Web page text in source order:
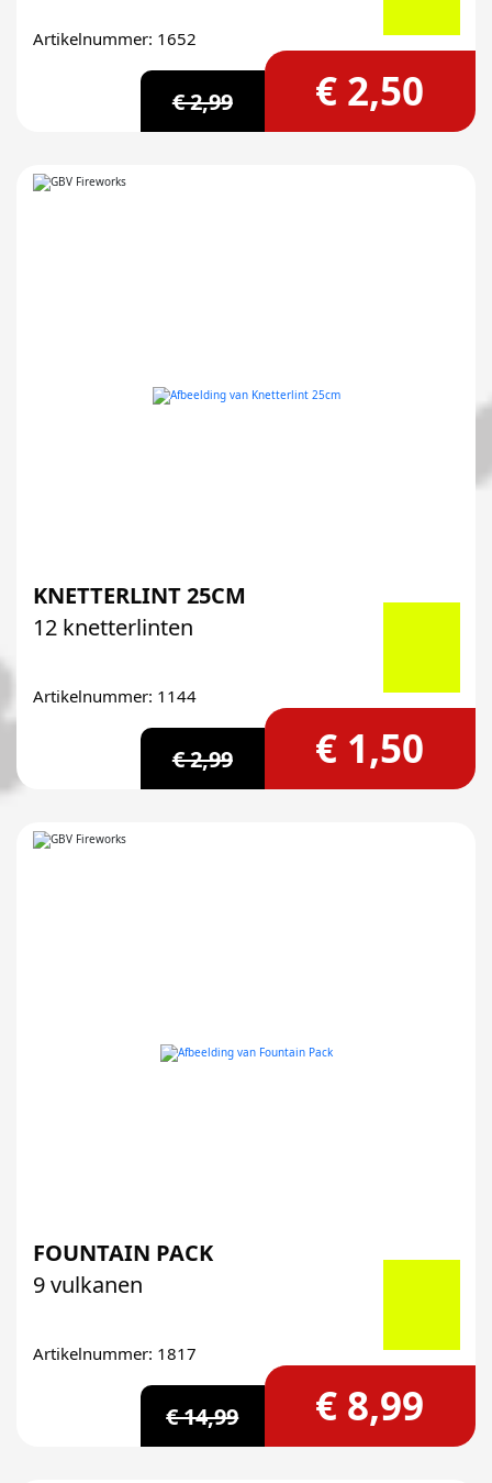
Artikelnummer: 1652
€ 2,99 € 2,50
KNETTERLINT 25CM
12 knetterlinten
Artikelnummer: 1144
€ 2,99 € 1,50
FOUNTAIN PACK
9 vulkanen
Artikelnummer: 1817
€ 14,99 € 8,99